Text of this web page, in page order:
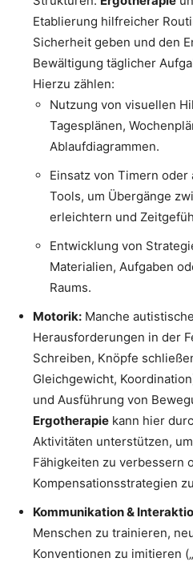
Etablierung hilfreicher
Sicherheit geben und den
Bewältigung täglicher
Hierzu zählen:
Nutzung von visuellen
Tagesplänen,
Ablaufdiagrammen.
Einsatz von Timern
Tools, um Übergänge
erleichtern und
Entwicklung von
Materialien, Aufgaben
Raums.
Motorik: Manche
Herausforderungen in der
Schreiben, Knöpfe
Gleichgewicht,
und Ausführung von
Ergotherapie kann hier
Aktivitäten unterstützen,
Fähigkeiten zu verbessern
Kompensationsstrategien
Kommunikation &
Menschen zu trainieren,
Konventionen zu imitieren